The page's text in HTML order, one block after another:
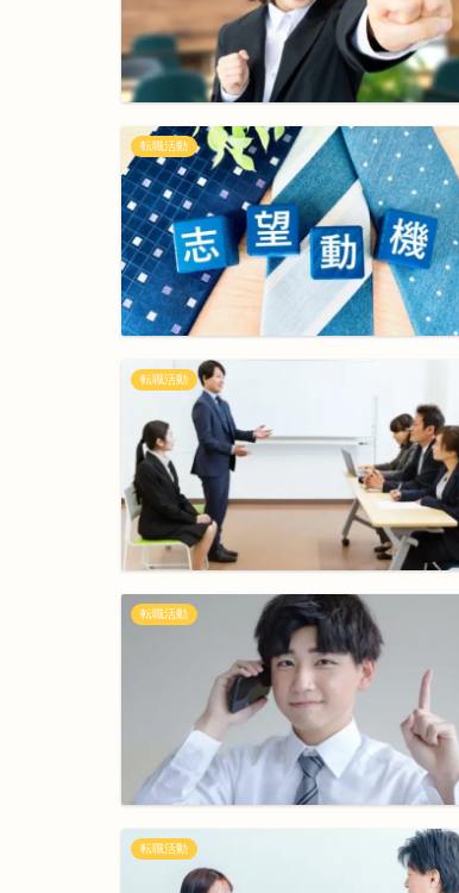
転職活動
転職活動
転職活動
転職活動